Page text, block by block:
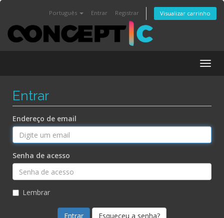
Português Entrar Registrar Visualizar carrinho
Entrar
Endereço de email
Senha de acesso
Lembrar
Esqueceu a senha?